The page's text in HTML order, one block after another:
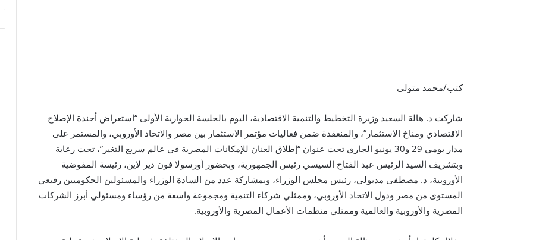
كتب/محمد متولى
شاركت د. هالة السعيد وزيرة التخطيط والتنمية الاقتصادية، اليوم بالجلسة الحوارية الأولى “استعراض أجندة الإصلاح
الاقتصادي ومناخ الاستثمار”، والمنعقدة ضمن فعاليات مؤتمر الاستثمار بين مصر والاتحاد الأوروبي، والمستمر على
مدار يومي 29 و30 يونيو الجاري تحت عنوان “إطلاق العنان للإمكانات المصرية في عالم سريع التغير”، تحت رعاية
وبتشريف السيد الرئيس عبد الفتاح السيسي رئيس الجمهورية، وبحضور أورسولا فون دير لاين، رئيسة المفوضية
الأوروبية، د. مصطفى مدبولي، رئيس مجلس الوزراء، وبمشاركة عدد من السادة الوزراء والمسئولين الحكوميين رفيعي
المستوى من مصر ودول الاتحاد الأوروبي، وممثلي شركاء التنمية ومجموعة واسعة من رؤساء ومسئولي أبرز الشركات
المصرية والأوروبية والعالمية وممثلي منظمات الأعمال المصرية والأوروبية.